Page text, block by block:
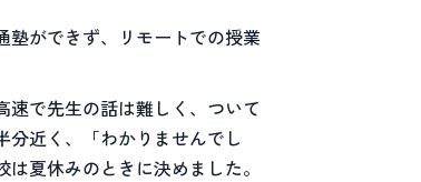
ができず、リモートでの授業
で先生の話は難しく、ついて
近く、「わかりませんでし
夏休みのときに決めました。